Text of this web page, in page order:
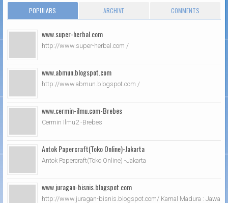
POPULARS ARCHIVE COMMENTS
www.super-herbal.com
http://www.super-herbal.com /
www.abmun.blogspot.com
http://www.abmun.blogspot.com /
www.cermin-ilmu.com-Brebes
Cermin Ilmu2 -Brebes
Antok Papercraft(Toko Online)-Jakarta
Antok Papercraft(Toko Online) -Jakarta
www.juragan-bisnis.blogspot.com
http://www.juragan-bisnis.blogspot.com/ Kamal Madura : Jawa